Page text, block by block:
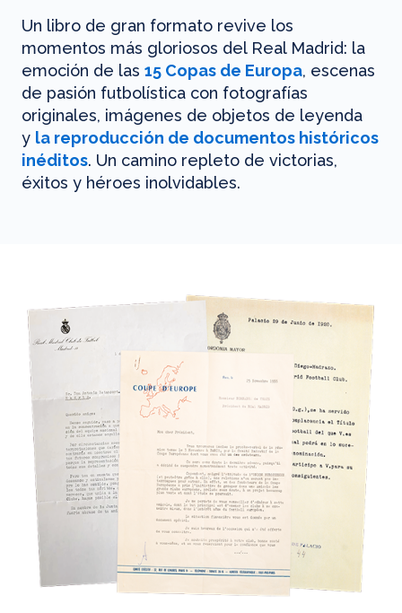
Un libro de gran formato revive los
momentos más gloriosos del Real Madrid: la
emoción de las 15 Copas de Europa, escenas
de pasión futbolística con fotografías
originales, imágenes de objetos de leyenda
y la reproducción de documentos históricos
inéditos. Un camino repleto de victorias,
éxitos y héroes inolvidables.